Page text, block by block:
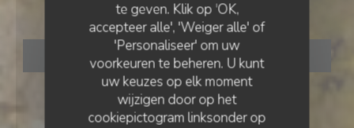
te geven. Klik op 'OK,
accepteer alle', 'Weiger alle' of
'Personaliseer' om uw
voorkeuren te beheren. U kunt
uw keuzes op elk moment
wijzigen door op het
cookiepictogram linksonder op
RESERVEER EEN TAFEL